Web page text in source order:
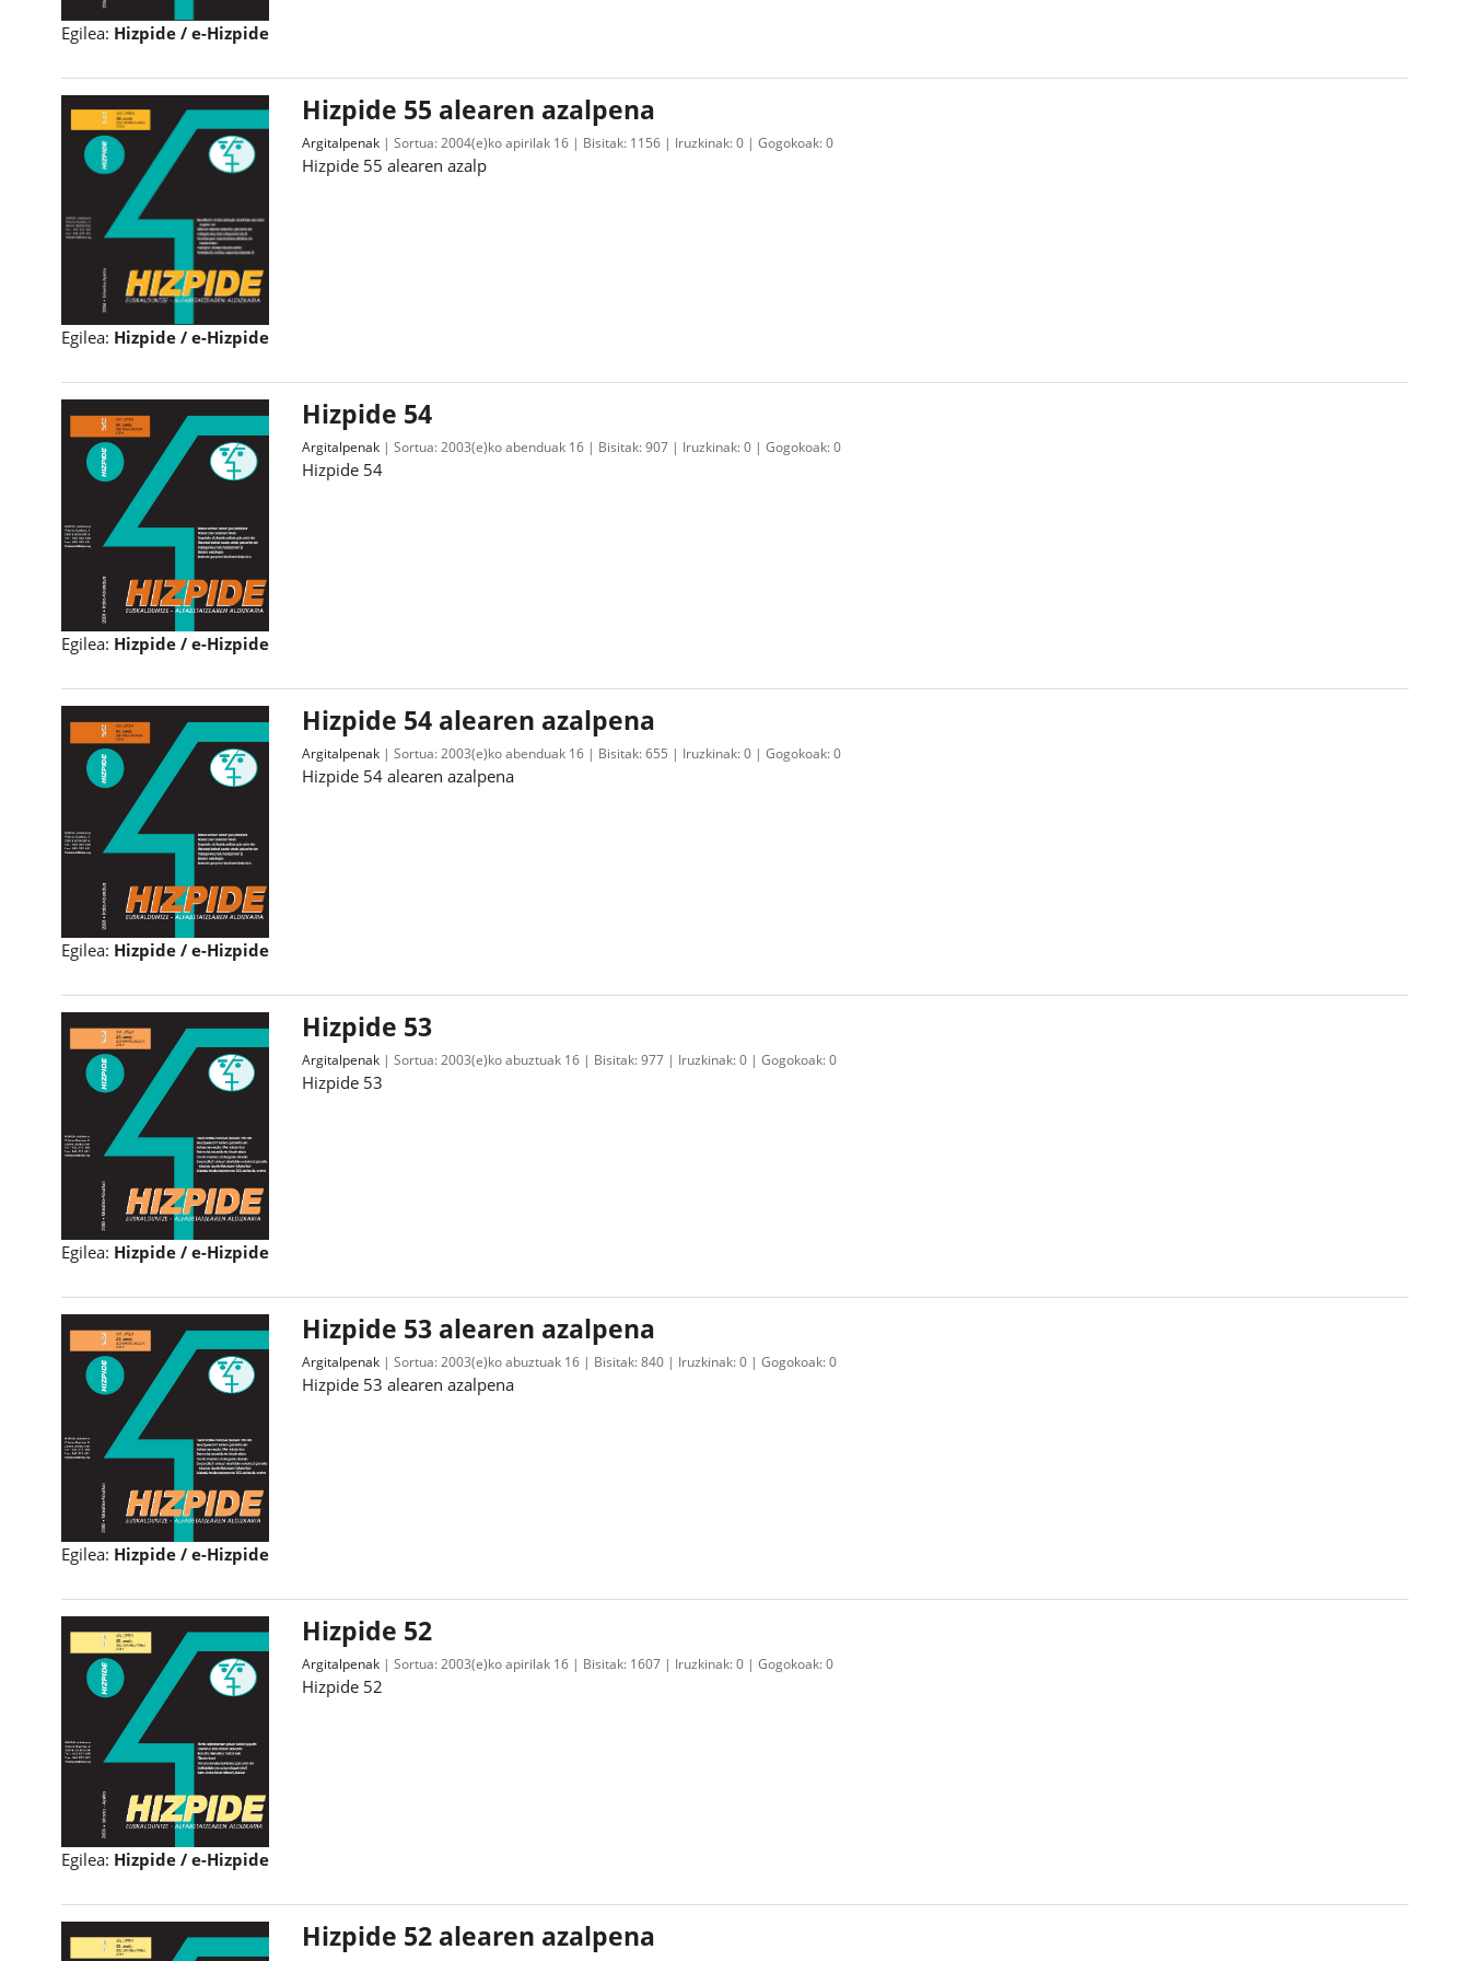
Egilea: Hizpide / e-Hizpide
Hizpide 55 alearen azalpena
Argitalpenak Sortua:2004(e)ko apirilak 16 Bisitak: 1156 Iruzkinak:0 Gogokoak:0
Hizpide 55 alearen azalp
Egilea: Hizpide / e-Hizpide
Hizpide 54
Argitalpenak Sortua:2003(e)ko abenduak 16 Bisitak:907 Iruzkinak:0 Gogokoak:0
Hizpide 54
Egilea: Hizpide / e-Hizpide
Hizpide 54 alearen azalpena
Argitalpenak Sortua:2003(e)ko abenduak 16 Bisitak:655 Iruzkinak:0 Gogokoak:0
Hizpide 54 alearen azalpena
Egilea: Hizpide / e-Hizpide
Hizpide 53
Argitalpenak Sortua:2003(e)ko abuztuak 16 Bisitak:977 Iruzkinak:0 Gogokoak:0
Hizpide 53
Egilea: Hizpide / e-Hizpide
Hizpide 53 alearen azalpena
Argitalpenak Sortua:2003(e)ko abuztuak 16 Bisitak:840 Iruzkinak:0 Gogokoak:0
Hizpide 53 alearen azalpena
Egilea: Hizpide / e-Hizpide
Hizpide 52
Argitalpenak Sortua:2003(e)ko apirilak 16 Bisitak: 1607 Iruzkinak:0 Gogokoak:0
Hizpide 52
Egilea: Hizpide / e-Hizpide
Hizpide 52 alearen azalpena